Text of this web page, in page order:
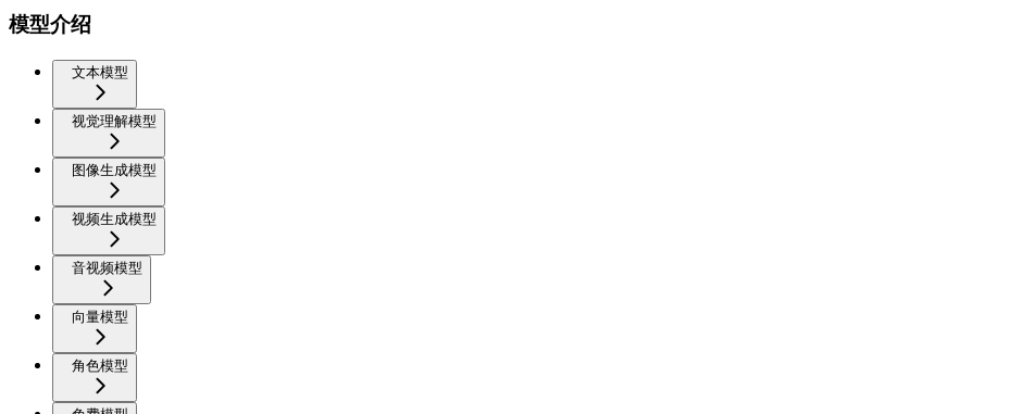
模型介绍
文本模型
视觉理解模型
图像生成模型
视频生成模型
音视频模型
向量模型
角色模型